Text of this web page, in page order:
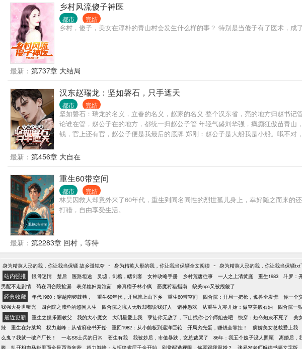
乡村风流傻子神医
都市 完结
乡村，傻子，美女在淳朴的青山村会发生什么样的事？ 特别是当傻子有了医术，成
最新： 第737章 大结局
汉东赵瑞龙：坚如磐石，只手遮天
都市 完结
坚如磐石：瑞龙的名义，立春的名义，赵家的名义 整个汉东省，亮的地方归赵书
论谁在管，赵公子在的地方，都统一归赵公子管 年轻气盛刘华强，疯癫狂傲苗青
钱，官上还有官，赵公子便是我最后的底牌 郑刚：赵公子是大船我是小船。哦不
阶下囚！ 祁同伟：感谢赵公子让我与高小琴白头到老 沙瑞金：被赵瑞龙抓了小辫
赵家 高明远：我想谈生意，赵公子偏要跟我谈生死 赵德汉：是谁不声不响偷了我别
最新： 第456章 大自在
重生60带空间
都市 完结
林昊因救人却意外来了60年代，重生到同名同性的烈世孤儿身上，幸好随之而来的
打猎，自由享受生活。
最新： 第2283章 回村，等待
身为精英人形的我，你让我当保镖 故乡孤铠夺 - 身为精英人形的我，你让我当保镖全文阅读 - 身为精英人形的我，你让我当保镖txt
站内强推 恨骨迷情 楚后 医路坦途 灵墟，剑棺，瞎剑客 女神攻略手册 乡村荒唐往事 一人之上清黄庭 重生1983 斗罗：
男配不走剧情
苟在四合院捡漏 表弟媳妇秦淮茹 修真痞子林小疯 恶魔狩猎指南 貌美npc又被觊觎了
经典收藏 年代1960：穿越南锣鼓巷， 重生60年代，开局就上山下乡 重生60带空间 四合院：开局一把枪，禽兽全发慌 你一个
我强大身世曝光
四合院之咸鱼的悠闲人生 四合院之坑人无数却都说我好人 诸神愚戏 从重生九零开始：做空美股石油 四合院一
最近更新 重生之娱乐圈教父 我的大小魔女 大明星爱上我 孽徒你无敌了，下山找你七个师姐去吧 快穿：短命炮灰不死了 美
辣
重生在好莱坞 权力巅峰：从省府秘书开始 重回1982：从小舢板到远洋巨轮 开局穷光蛋，赚钱全靠挂！ 病娇美女总裁爱上我
么鬼？我就一破产厂长！
一名SS士兵的日常 苍生有我 我被炒后，市值暴跌，女总裁哭了 86年：我五个嫂子没人照顾 离婚后，
酱
扒开相声马褂里面全是西游辛密 权力巅峰：从拒绝省厅千金开始 刚觉醒透视眼，你要跟我退婚？ 张易发老师解读书籍文字版